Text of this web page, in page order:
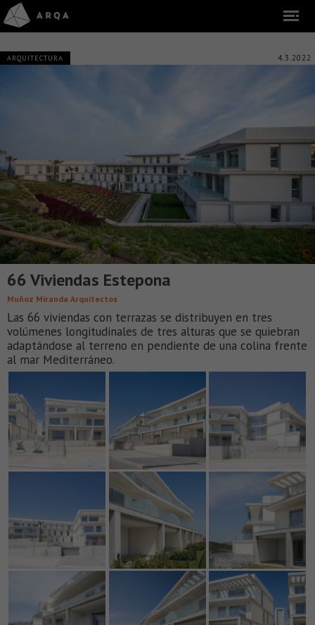
ARQUITECTURA 4.3.2022
66 Viviendas Estepona
Muñoz Miranda Arquitectos
Las 66 viviendas con terrazas se distribuyen en tres
volúmenes longitudinales de tres alturas que se quiebran
adaptándose al terreno en pendiente de una colina frente
al mar Mediterráneo.